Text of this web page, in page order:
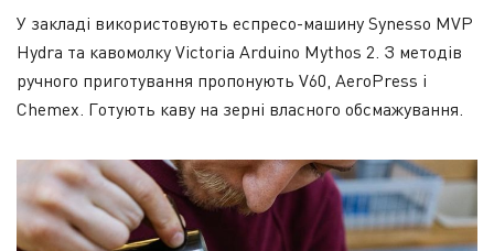
У закладі використовують еспресо-машину Synesso MVP
Hydra та кавомолку Victoria Arduino Mythos 2. З методів
ручного приготування пропонують V60, AeroPress і
Chemex. Готують каву на зерні власного обсмажування.